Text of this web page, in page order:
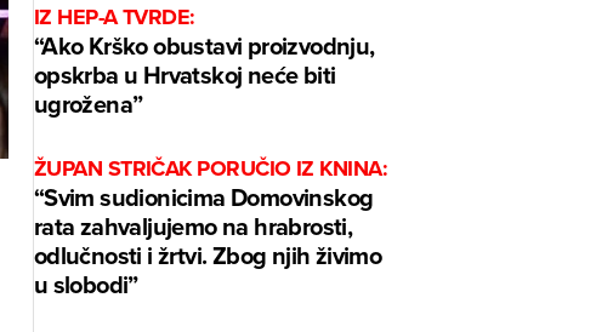
IZ HEP-A TVRDE:
“Ako Krško obustavi proizvodnju,
opskrba u Hrvatskoj neće biti
ugrožena”
ŽUPAN STRIČAK PORUČIO IZ KNINA:
“Svim sudionicima Domovinskog
rata zahvaljujemo na hrabrosti,
odlučnosti i žrtvi. Zbog njih živimo
u slobodi”